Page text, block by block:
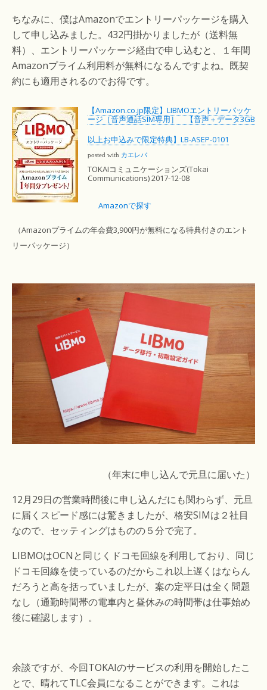
ちなみに、僕はAmazonでエントリーパッケージを購入
して申し込みました。432円掛かりましたが（送料無
料）、エントリーパッケージ経由で申し込むと、１年間
Amazonプライム利用料が無料になるんですよね。既契
約にも適用されるのでお得です。
【Amazon.co.jp限定】LIBMOエントリーパッケ
ージ［音声通話SIM専用］ 【音声＋データ3GB
以上お申込みで限定特典】LB-ASEP-0101
posted with カエレバ
TOKAIコミュニケーションズ(Tokai
Communications) 2017-12-08
Amazonで探す
（Amazonプライムの年会費3,900円が無料になる特典付きのエント
リーパッケージ）
（年末に申し込んで元旦に届いた）
12月29日の営業時間後に申し込んだにも関わらず、元旦
に届くスピード感には驚きましたが、格安SIMは２社目
なので、セッティングはものの５分で完了。
LIBMOはOCNと同じくドコモ回線を利用しており、同じ
ドコモ回線を使っているのだからこれ以上遅くはならん
だろうと高を括っていましたが、案の定平日は全く問題
なし（通勤時間帯の電車内と昼休みの時間帯は仕事始め
後に確認します）。
余談ですが、今回TOKAIのサービスの利用を開始したこ
とで、晴れてTLC会員になることができます。これは